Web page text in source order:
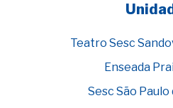
Teatro Sesc
Enseada
Sesc São